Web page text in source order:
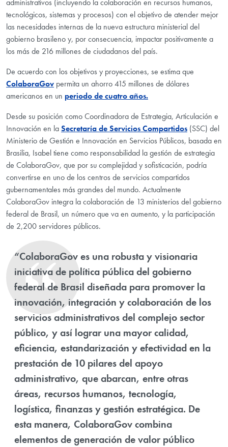
administrativos (incluyendo la colaboración en recursos humanos,
tecnológicos, sistemas y procesos) con el objetivo de atender mejor
las necesidades internas de la nueva estructura ministerial del
gobierno brasileno y, por consecuencia, impactar positivamente a
los más de 216 millones de ciudadanos del país.
De acuerdo con los objetivos y proyecciones, se estima que
ColaboraGov permita un ahorro 415 millones de dólares
americanos en un periodo de cuatro años.
Desde su posición como Coordinadora de Estrategia, Articulación e
Innovación en laSecretaría de Servicios Compartidos (SSC) del
Ministerio de Gestión e Innovación en Servicios Públicos, basada en
Brasilia, Isabel tiene como responsabilidad la gestión de estrategia
de ColaboraGov, que por su complejidad y sofisticación, podría
convertirse en uno de los centros de servicios compartidos
gubernamentales más grandes del mundo. Actualmente
ColaboraGov integra la colaboración de 13 ministerios del gobierno
federal de Brasil, un número que va en aumento, y la participación
de 2,200 servidores públicos.
“ColaboraGov es una robusta y visionaria
iniciativa de política pública del gobierno
federal de Brasil diseñada para promover la
innovación, integración y colaboración de los
servicios administrativos del complejo sector
público, y así lograr una mayor calidad,
eficiencia, estandarización y efectividad en la
prestación de 10 pilares del apoyo
administrativo, que abarcan, entre otras
áreas, recursos humanos, tecnología,
logística, finanzas y gestión estratégica. De
esta manera, ColaboraGov combina
elementos de generación de valor público